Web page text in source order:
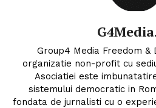
Group4 Media Freedom &
organizatie non-profit cu
Asociatiei este
sistemului democratic in
fondata de jurnalisti cu o